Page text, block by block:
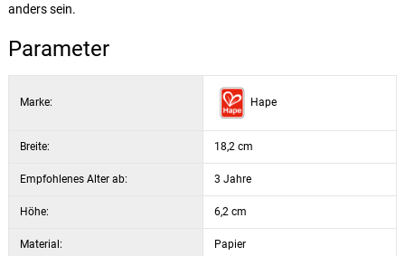
anders sein.
Parameter
Marke: Hape
Breite: 18,2 cm
Empfohlenes Alter ab: 3 Jahre
Höhe: 6,2 cm
Material: Papier